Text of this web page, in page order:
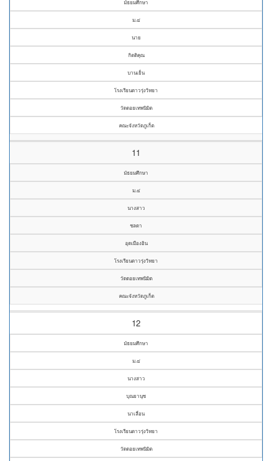
มัธยมศึกษา
ม.๔
นาย
กิตติคุณ
บานเย็น
โรงเรียนดาวรุ่งวิทยา
วัดดอยเทพนิมิต
คณะจังหวัดภูเก็ต
11
มัธยมศึกษา
ม.๔
นางสาว
ชลดา
อุดเมืองอิน
โรงเรียนดาวรุ่งวิทยา
วัดดอยเทพนิมิต
คณะจังหวัดภูเก็ต
12
มัธยมศึกษา
ม.๔
นางสาว
บุณยานุช
นาเลื่อน
โรงเรียนดาวรุ่งวิทยา
วัดดอยเทพนิมิต